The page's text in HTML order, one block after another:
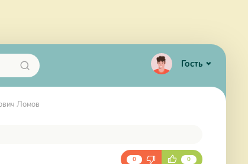
Гость
Ломов
0 0